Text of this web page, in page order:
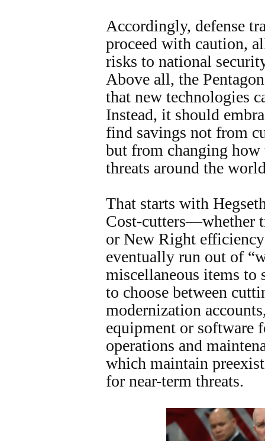
Accordingly, defense
proceed with caution,
risks to national
Above all, the
that new technologies
Instead, it should
find savings not from
but from changing how
threats around the
That starts with
Cost-cutters—whether
or New Right
eventually run out of
miscellaneous items to
to choose between
modernization
equipment or software
operations and
which maintain
for near-term threats.